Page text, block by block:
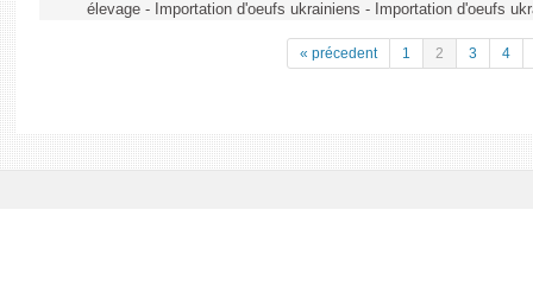
élevage - Importation d'oeufs ukrainiens - Importation d'oeufs
« précedent 1 2 3 4